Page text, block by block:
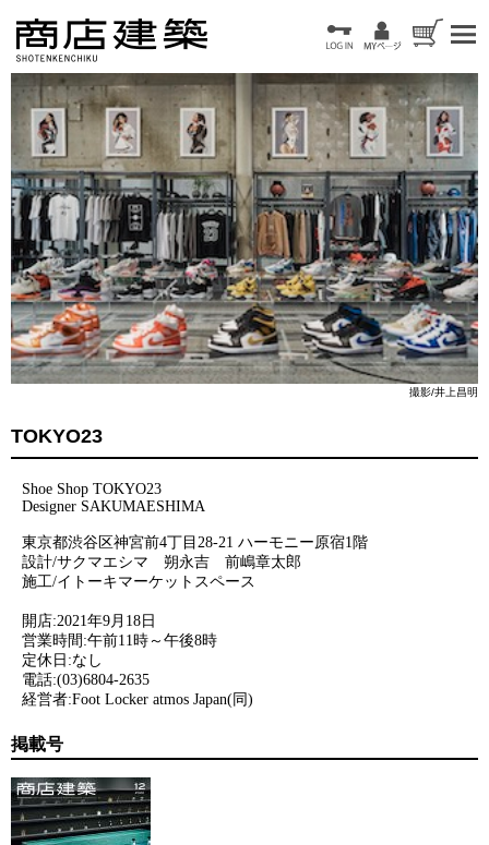
撮影/井上昌明
TOKYO23
Shoe Shop TOKYO23
Designer SAKUMAESHIMA
東京都渋谷区神宮前4丁目28-21 ハーモニー原宿1階
設計/サクマエシマ 朔永吉 前嶋章太郎
施工/イトーキマーケットスペース
開店:2021年9月18日
営業時間:午前11時～午後8時
定休日:なし
電話:(03)6804-2635
経営者:Foot Locker atmos Japan(同)
掲載号